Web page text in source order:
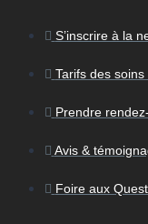
S’inscrire à la
Tarifs des
Prendre
Avis &
Foire aux